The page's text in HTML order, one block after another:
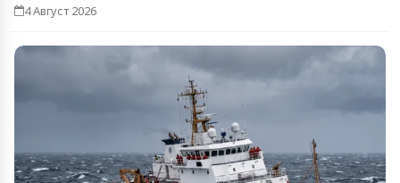
4 Август 2026